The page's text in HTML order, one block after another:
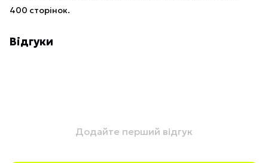
400 сторінок.
Відгуки
Додайте перший відгук